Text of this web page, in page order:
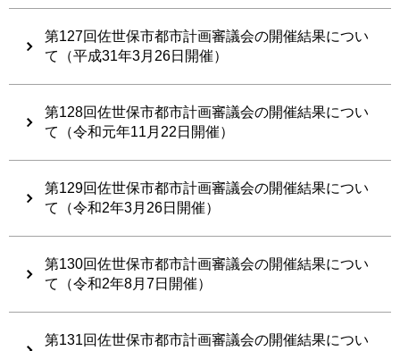
第127回佐世保市都市計画審議会の開催結果につい
て（平成31年3月26日開催）
第128回佐世保市都市計画審議会の開催結果につい
て（令和元年11月22日開催）
第129回佐世保市都市計画審議会の開催結果につい
て（令和2年3月26日開催）
第130回佐世保市都市計画審議会の開催結果につい
て（令和2年8月7日開催）
第131回佐世保市都市計画審議会の開催結果につい